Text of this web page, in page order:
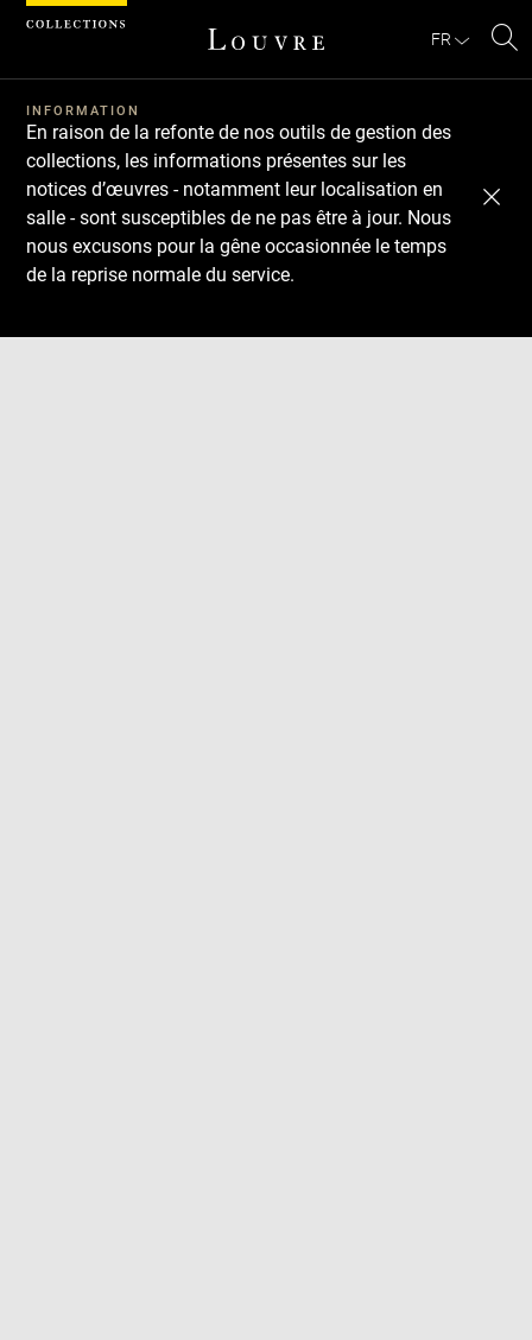
FR
sur
INFORMATION
En raison de la refonte de nos outils de gestion des
collections, les informations présentes sur les
notices d’œuvres - notamment leur localisation en
salle - sont susceptibles de ne pas être à jour. Nous
nous excusons pour la gêne occasionnée le temps
de la reprise normale du service.
Télécharger
Suivant
Précédent
Panneau de gestion des cookies